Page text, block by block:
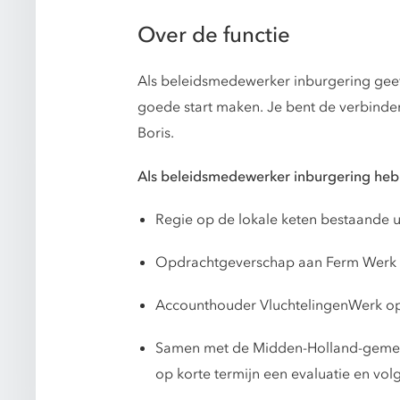
Over de functie
Als beleidsmedewerker inburgering
goede start maken. Je bent de
Boris.
Als beleidsmedewerker inburgering
Regie op de lokale keten bestaande
Opdrachtgeverschap aan Ferm
Accounthouder VluchtelingenWerk
Samen met de Midden-Holland-
op korte termijn een evaluatie en